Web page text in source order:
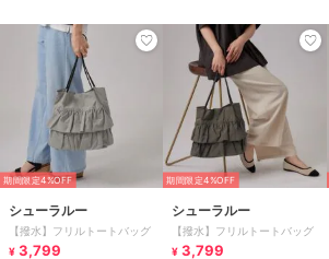
期間限定4%OFF
シューラルー
【撥水】フリルトートバッグ
¥ 3,799
期間限定4%OFF
シューラルー
【撥水】フリルトートバッグ
¥ 3,799